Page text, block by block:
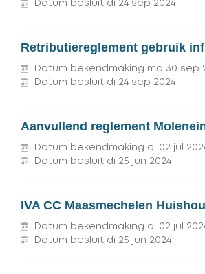
Datum besluit di 24 sep 2024
Retributiereglement gebruik
Datum bekendmaking ma 30 sep
Datum besluit di 24 sep 2024
Aanvullend reglement
Datum bekendmaking di 02 jul
Datum besluit di 25 jun 2024
IVA CC Maasmechelen
Datum bekendmaking di 02 jul
Datum besluit di 25 jun 2024